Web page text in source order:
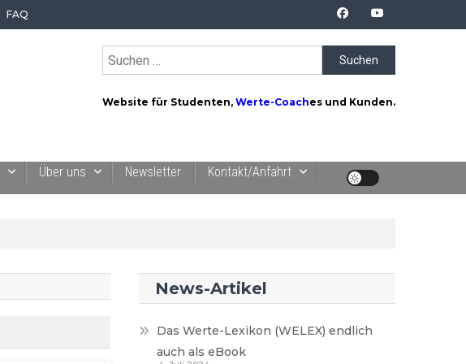
FAQ
Suchen
nach:
Website für Studenten, Werte-Coaches und Kunden.
Über uns Newsletter Kontakt/Anfahrt
News-Artikel
Das Werte-Lexikon (WELEX) endlich
auch als eBook